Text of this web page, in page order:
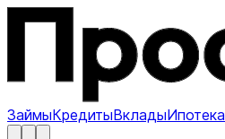
ЗаймыКредитыВкладыИпотека